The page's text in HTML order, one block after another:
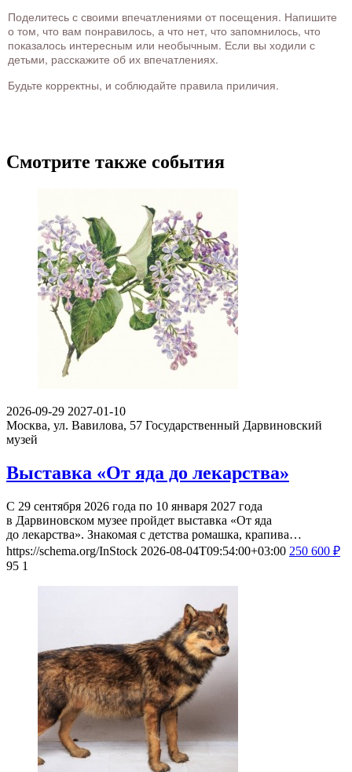
Поделитесь с своими впечатлениями от посещения. Напишите
о том, что вам понравилось, а что нет, что запомнилось, что
показалось интересным или необычным. Если вы ходили с
детьми, расскажите об их впечатлениях.
Будьте корректны, и соблюдайте правила приличия.
Смотрите также события
2026-09-29 2027-01-10
Москва, ул. Вавилова, 57 Государственный Дарвиновский
музей
Выставка «От яда до лекарства»
С 29 сентября 2026 года по 10 января 2027 года
в Дарвиновском музее пройдет выставка «От яда
до лекарства». Знакомая с детства ромашка, крапива…
https://schema.org/InStock 2026-08-04T09:54:00+03:00 250 600 ₽
95 1